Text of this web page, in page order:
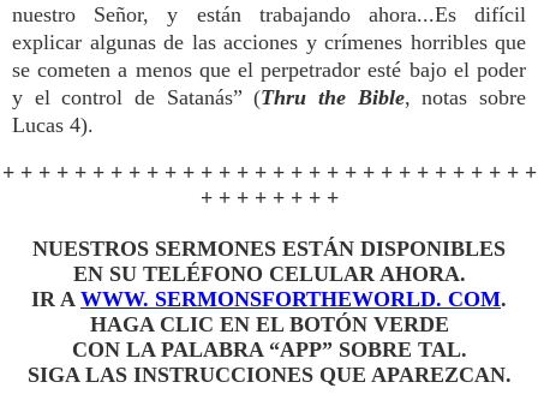
nuestro Señor, y están trabajando ahora...Es difícil
explicar algunas de las acciones y crímenes horribles que
se cometen a menos que el perpetrador esté bajo el poder
y el control de Satanás” (Thru the Bible, notas sobre
Lucas 4).
+ + + + + + + + + + + + + + + + + + + + + + + + + + + + + +
+ + + + + + + +
NUESTROS SERMONES ESTÁN DISPONIBLES
EN SU TELÉFONO CELULAR AHORA.
IR A WWW. SERMONSFORTHEWORLD. COM.
HAGA CLIC EN EL BOTÓN VERDE
CON LA PALABRA “APP” SOBRE TAL.
SIGA LAS INSTRUCCIONES QUE APAREZCAN.